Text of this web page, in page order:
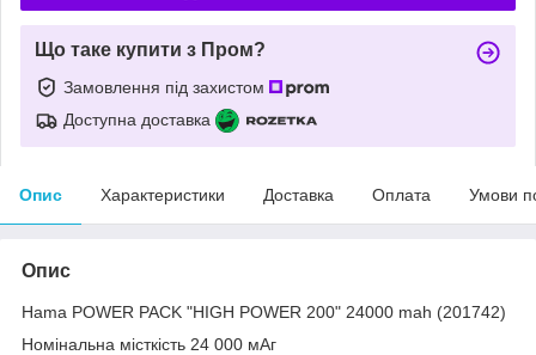
Що таке купити з Пром?
Замовлення під захистом
Доступна доставка
Опис Характеристики Доставка Оплата Умови
Опис
Hama POWER PACK "HIGH POWER 200" 24000 mah (201742)
Номінальна місткість 24 000 мАг